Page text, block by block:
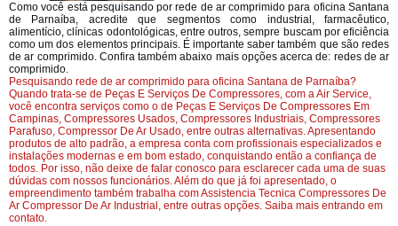
Como você está pesquisando por rede de ar comprimido para oficina Santana
de Parnaíba, acredite que segmentos como industrial, farmacêutico,
alimentício, clínicas odontológicas, entre outros, sempre buscam por eficiência
como um dos elementos principais. É importante saber também que são redes
de ar comprimido. Confira também abaixo mais opções acerca de: redes de ar
comprimido.
Pesquisando rede de ar comprimido para oficina Santana de Parnaíba?
Quando trata-se de Peças E Serviços De Compressores, com a Air Service,
você encontra serviços como o de Peças E Serviços De Compressores Em
Campinas, Compressores Usados, Compressores Industriais, Compressores
Parafuso, Compressor De Ar Usado, entre outras alternativas. Apresentando
produtos de alto padrão, a empresa conta com profissionais especializados e
instalações modernas e em bom estado, conquistando então a confiança de
todos. Por isso, não deixe de falar conosco para esclarecer cada uma de suas
dúvidas com nossos funcionários. Além do que já foi apresentado, o
empreendimento também trabalha com Assistencia Tecnica Compressores De
Ar Compressor De Ar Industrial, entre outras opções. Saiba mais entrando em
contato.